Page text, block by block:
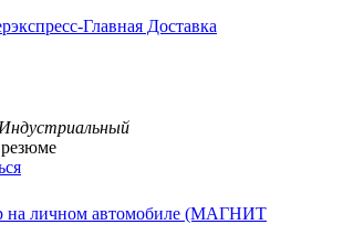
Главная Доставка
на личном автомобиле (МАГНИТ